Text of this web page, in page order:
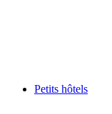
Petits hôtels